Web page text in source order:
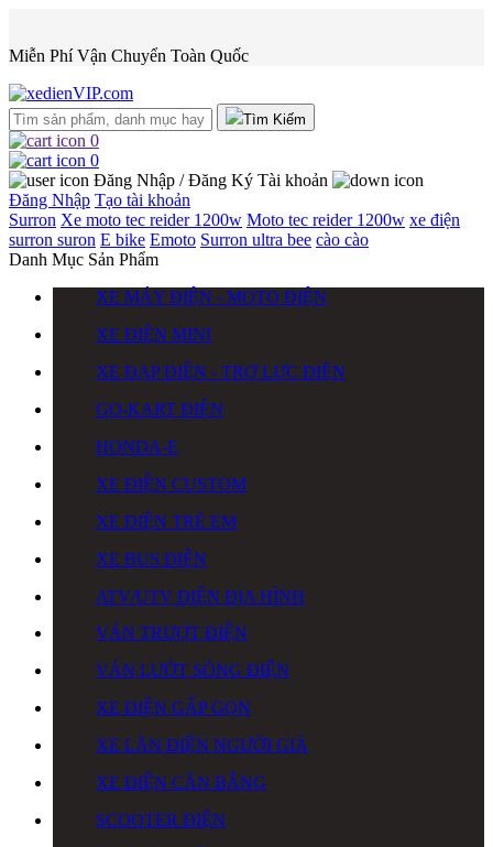
Miễn Phí Vận Chuyển Toàn Quốc
Tìm Kiếm
0
0
Đăng Nhập / Đăng Ký Tài khoản
Đăng Nhập Tạo tài khoản
Surron Xe moto tec reider 1200w Moto tec reider 1200w xe điện
surron suron E bike Emoto Surron ultra bee cào cào
Danh Mục Sản Phẩm
XE MÁY ĐIỆN - MOTO ĐIỆN
XE ĐIỆN MINI
XE ĐẠP ĐIỆN - TRỢ LỰC ĐIỆN
GO-KART ĐIỆN
HONDA-E
XE ĐIỆN CUSTOM
XE ĐIỆN TRẺ EM
XE BUS ĐIỆN
ATV/UTV ĐIỆN ĐỊA HÌNH
VÁN TRƯỢT ĐIỆN
VÁN LƯỚT SÓNG ĐIỆN
XE ĐIỆN GẤP GỌN
XE LĂN ĐIỆN NGƯỜI GIÀ
XE ĐIỆN CÂN BẰNG
SCOOTER ĐIỆN